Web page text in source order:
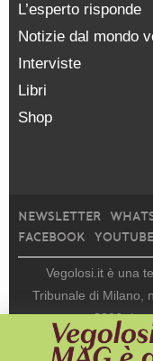
L’esperto risponde
Notizie dal mondo
Interviste
Libri
Shop
NEWSLETTER
FACEBOOK
YOUTUBE
Vegolosi.it è una
Tribunale di Milano,
2026 |